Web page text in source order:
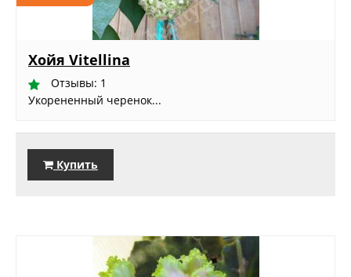
Хойя Vitellina
Отзывы: 1
Укорененный черенок...
Купить